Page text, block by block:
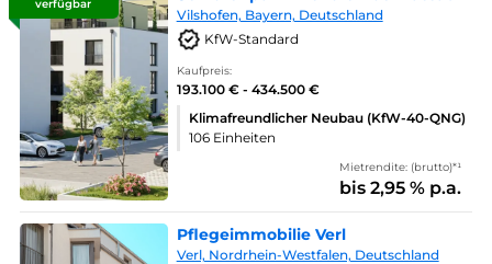
verfügbar
Vilshofen, Bayern, Deutschland
KfW-Standard
Kaufpreis:
193.100 € - 434.500 €
Klimafreundlicher Neubau (KfW-40-QNG)
106 Einheiten
Mietrendite: (brutto)*¹
bis 2,95 % p.a.
Pflegeimmobilie Verl
Verl, Nordrhein-Westfalen, Deutschland